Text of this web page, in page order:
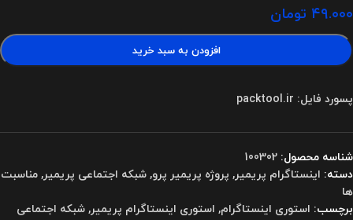
۴۹.۰۰۰ تومان
افزودن به سبد خرید
پسورد فایل: packtool.ir
شناسه محصول: 100302
دسته: اینستاگرام پریمیر, پروژه پریمیر پرو,شبکه اجتماعی پریمیر,مناسبت
ها
برچسب: استوری اینستاگرام, استوری اینستاگرام پریمیر,شبکه اجتماعی